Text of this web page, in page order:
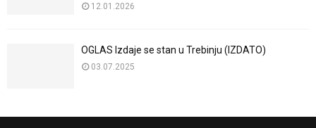
12.01.2026
OGLAS Izdaje se stan u Trebinju (IZDATO)
03.07.2025